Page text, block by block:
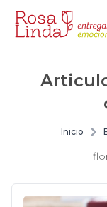
Inicio